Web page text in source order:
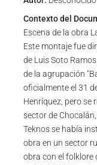
Contexto del
Escena de la obra
Este montaje fue
de Luis Soto
de la agrupación
oficialmente el 31
Henríquez, pero se
sector de
Teknos se había
obra en un sector
obra con el folklore